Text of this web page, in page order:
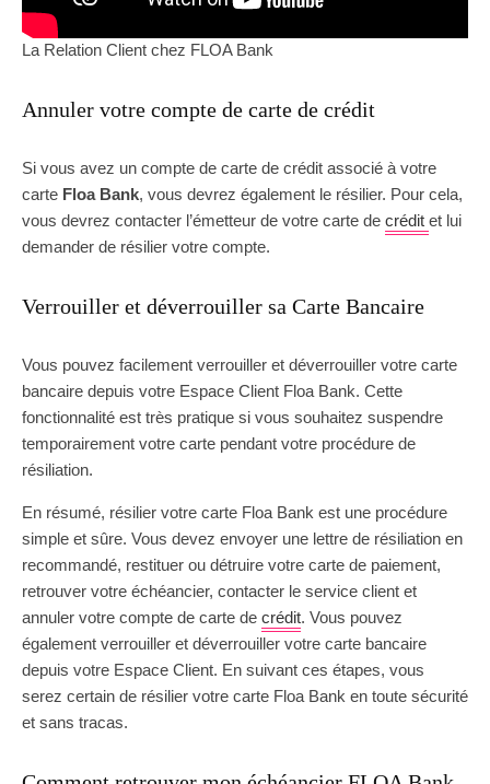
La Relation Client chez FLOA Bank
Annuler votre compte de carte de crédit
Si vous avez un compte de carte de crédit associé à votre
carte Floa Bank, vous devrez également le résilier. Pour cela,
vous devrez contacter l’émetteur de votre carte de crédit et lui
demander de résilier votre compte.
Verrouiller et déverrouiller sa Carte Bancaire
Vous pouvez facilement verrouiller et déverrouiller votre carte
bancaire depuis votre Espace Client Floa Bank. Cette
fonctionnalité est très pratique si vous souhaitez suspendre
temporairement votre carte pendant votre procédure de
résiliation.
En résumé, résilier votre carte Floa Bank est une procédure
simple et sûre. Vous devez envoyer une lettre de résiliation en
recommandé, restituer ou détruire votre carte de paiement,
retrouver votre échéancier, contacter le service client et
annuler votre compte de carte de crédit. Vous pouvez
également verrouiller et déverrouiller votre carte bancaire
depuis votre Espace Client. En suivant ces étapes, vous
serez certain de résilier votre carte Floa Bank en toute sécurité
et sans tracas.